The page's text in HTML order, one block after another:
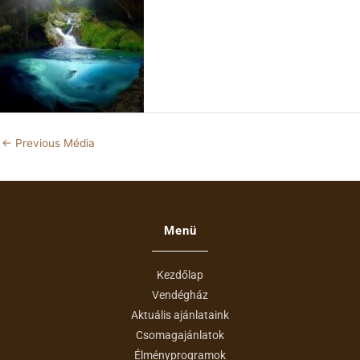
← Previous Média
Menü
Kezdőlap
Vendégház
Aktuális ajánlataink
Csomagajánlatok
Élményprogramok